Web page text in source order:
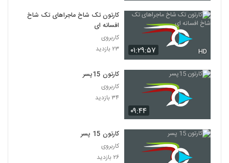
۰۱:۲۹:۵۷ HD
کارتون تک شاخ ماجراهای تک شاخ
افسانه ای
کاربروی
۲۳ بازدید
۰۹:۴۴
کارتون 15پسر
کاربروی
۳۴ بازدید
کارتون 15 پسر
کاربروی
۲۶ بازدید